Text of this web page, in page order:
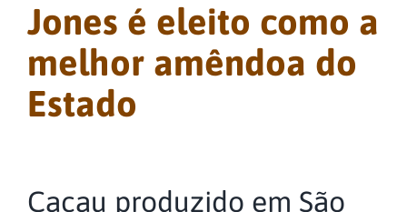
Jones é eleito como a
melhor amêndoa do
Estado
Cacau produzido em São